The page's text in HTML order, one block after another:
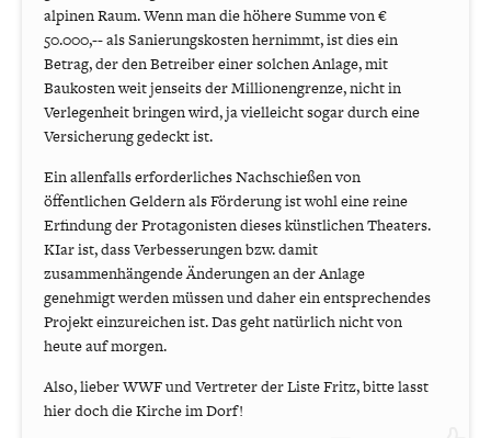
alpinen Raum. Wenn man die höhere Summe von €
50.000,-- als Sanierungskosten hernimmt, ist dies ein
Betrag, der den Betreiber einer solchen Anlage, mit
Baukosten weit jenseits der Millionengrenze, nicht in
Verlegenheit bringen wird, ja vielleicht sogar durch eine
Versicherung gedeckt ist.
Ein allenfalls erforderliches Nachschießen von
öffentlichen Geldern als Förderung ist wohl eine reine
Erfindung der Protagonisten dieses künstlichen Theaters.
KIar ist, dass Verbesserungen bzw. damit
zusammenhängende Änderungen an der Anlage
genehmigt werden müssen und daher ein entsprechendes
Projekt einzureichen ist. Das geht natürlich nicht von
heute auf morgen.
Also, lieber WWF und Vertreter der Liste Fritz, bitte lasst
hier doch die Kirche im Dorf!